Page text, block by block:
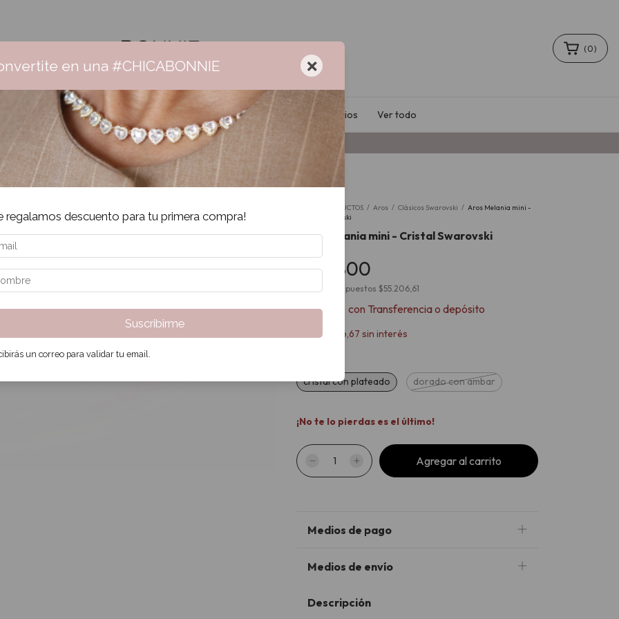
Envío gratis +$160.000 | 3 cuotas sin interés | 6 cuotas + $160.000
(0)
Collares Aros Pulseras Anillos Sale Accesorios Ver todo
PRODUCTOS / Aros / Clásicos Swarovski / Aros Melania mini -
Cristal Swarovski
Aros Melania mini - Cristal Swarovski
$66.800
Precio sin impuestos $55.206,61
$60.120 con Transferencia o depósito
$22.266,67 sin interés
cristal con plateado dorado con ambar
¡No te lo pierdas es el último!
Medios de pago
Medios de envío
Descripción
en una #CHICABONNIE ×
regalamos descuento para tu primera compra!
Suscribirme
un correo para validar tu email.